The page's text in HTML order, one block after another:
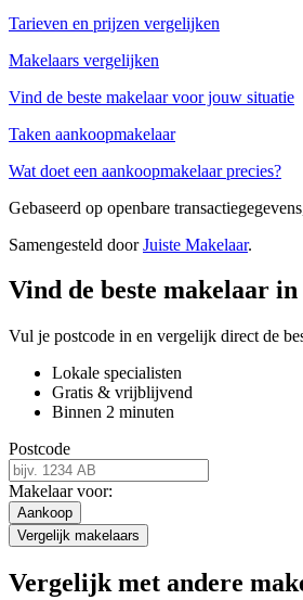
Tarieven en prijzen vergelijken
Makelaars vergelijken
Vind de beste makelaar voor jouw situatie
Taken aankoopmakelaar
Wat doet een aankoopmakelaar precies?
Gebaseerd op openbare
Samengesteld doorJuiste Makelaar.
Vind de beste makelaar
Vul je postcode in en vergelijk direct de
Lokale specialisten
Gratis & vrijblijvend
Binnen 2 minuten
Postcode
Makelaar voor:
Aankoop
Vergelijk makelaars
Vergelijk met andere